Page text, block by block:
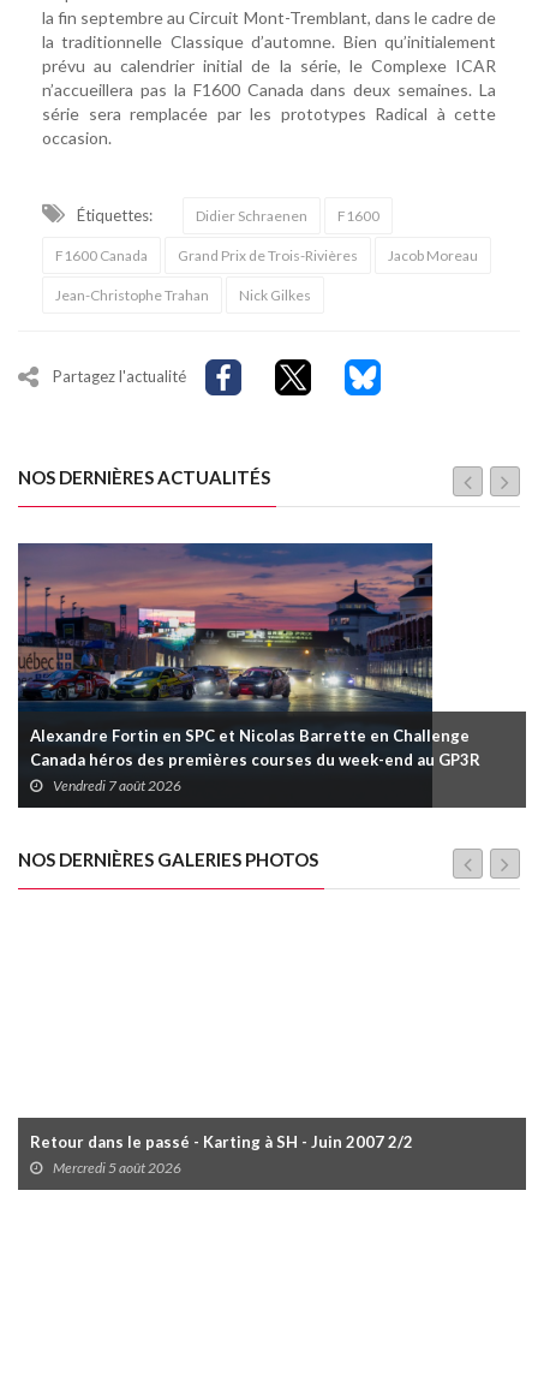
la fin septembre au Circuit Mont-Tremblant, dans le cadre de
la traditionnelle Classique d’automne. Bien qu’initialement
prévu au calendrier initial de la série, le Complexe ICAR
n’accueillera pas la F1600 Canada dans deux semaines. La
série sera remplacée par les prototypes Radical à cette
occasion.
Étiquettes: Didier Schraenen F1600
F1600 Canada Grand Prix de Trois-Rivières Jacob Moreau
Jean-Christophe Trahan Nick Gilkes
Partagez l'actualité
NOS DERNIÈRES ACTUALITÉS
Alexandre Fortin en SPC et Nicolas Barrette en Challenge
Canada héros des premières courses du week-end au GP3R
Vendredi 7 août 2026
NOS DERNIÈRES GALERIES PHOTOS
Retour dans le passé - Karting à SH - Juin 2007 2/2
Mercredi 5 août 2026